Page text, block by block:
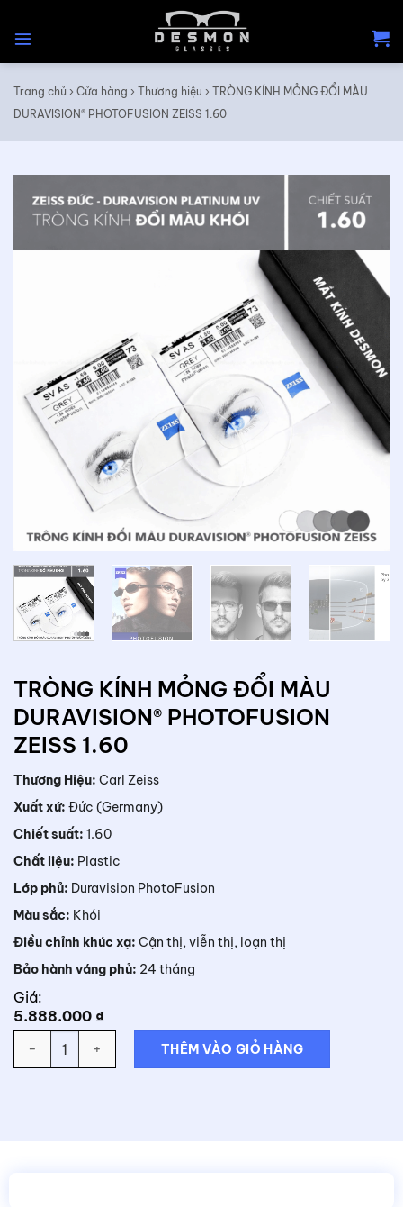
Trang chủ › Cửa hàng › Thương hiệu › TRÒNG KÍNH MỎNG ĐỔI MÀU
DURAVISION® PHOTOFUSION ZEISS 1.60
TRÒNG KÍNH MỎNG ĐỔI MÀU
DURAVISION® PHOTOFUSION
ZEISS 1.60
Thương Hiệu: Carl Zeiss
Xuất xứ: Đức (Germany)
Chiết suất: 1.60
Chất liệu: Plastic
Lớp phủ: Duravision PhotoFusion
Màu sắc: Khói
Điều chỉnh khúc xạ: Cận thị, viễn thị, loạn thị
Bảo hành váng phủ: 24 tháng
Giá:
5.888.000 ₫
Số lượng
THÊM VÀO GIỎ HÀNG